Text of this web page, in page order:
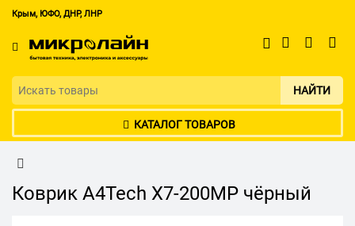
Крым, ЮФО, ДНР, ЛНР
НАЙТИ
КАТАЛОГ ТОВАРОВ
Коврик A4Tech X7-200MP чёрный